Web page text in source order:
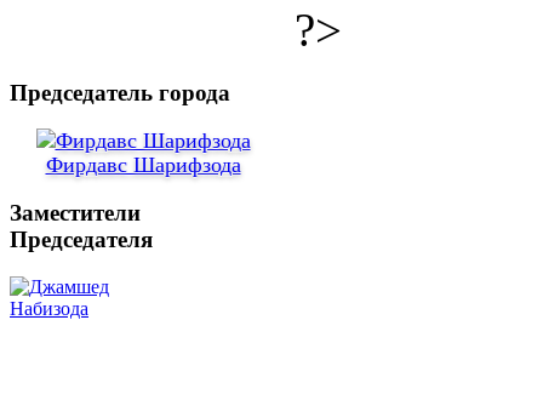
?>
Председатель города
Фирдавс Шарифзода
Заместители
Председателя